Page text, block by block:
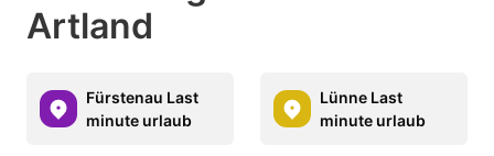
Artland
Fürstenau Last
minute urlaub
Lünne Last
minute urlaub